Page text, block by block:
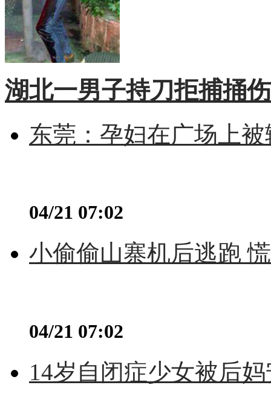
湖北一男子持刀拒捕捅
东莞：孕妇在广场上
04/21 07:02
小偷偷山寨机后逃跑
04/21 07:02
14岁自闭症少女被后